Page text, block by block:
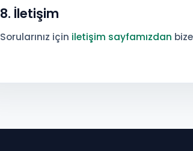
8. İletişim
Sorularınız için iletişim sayfamızdan